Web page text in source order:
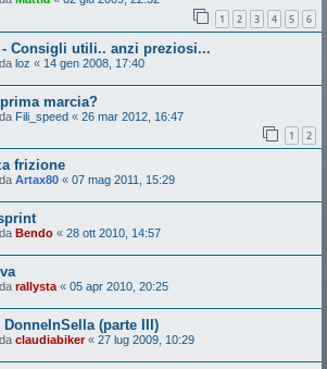
1 2 3 4 5 6
Consigli utili.. anzi preziosi...
loz « 14 gen 2008, 17:40
marcia?
Fili_speed « 26 mar 2012, 16:47
1 2
frizione
Artax80 « 07 mag 2011, 15:29
Bendo « 28 ott 2010, 14:57
rallysta« 05 apr 2010, 20:25
DonneInSella (parte III)
claudiabiker« 27 lug 2009, 10:29